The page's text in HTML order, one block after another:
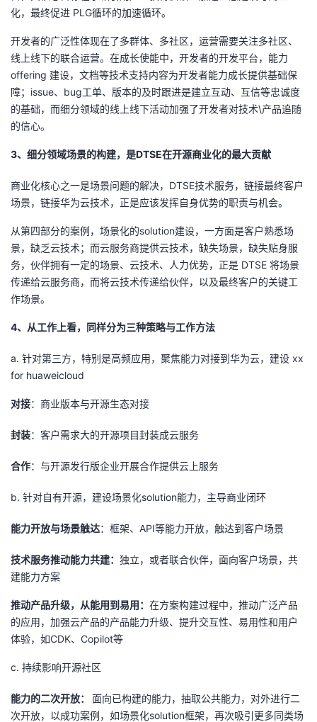
化，最终促进 PLG循环的加速循环。
开发者的广泛性体现在了多群体、多社区，运营需要关注多社区、
线上线下的联合运营。在成长使能中，开发者的开发平台，能力
offering 建设，文档等技术支持内容为开发者能力成长提供基础保
障； issue、 bug工单、版本的及时跟进是建立互动、互信等忠诚度
的基础，而细分领域的线上线下活动加强了开发者对技术\产品追随
的信心。
3、细分领域场景的构建，是DTSE在开源商业化的最大贡献
商业化核心之一是场景问题的解决， DTSE技术服务，链接最终客户
场景，链接华为云技术，正是应该发挥自身优势的职责与机会。
从第四部分的案例，场景化的solution建设，一方面是客户熟悉场
景，缺乏云技术；而云服务商提供云技术，缺失场景，缺失贴身服
务，伙伴拥有一定的场景、云技术、人力优势，正是 DTSE 将场景
传递给云服务商，而将云技术传递给伙伴，以及最终客户的关键工
作场景。
4、从工作上看，同样分为三种策略与工作方法
a. 针对第三方，特别是高频应用，聚焦能力对接到华为云，建设 xx
for huaweicloud
对接：商业版本与开源生态对接
封装：客户需求大的开源项目封装成云服务
合作：与开源发行版企业开展合作提供云上服务
b. 针对自有开源，建设场景化solution能力，主导商业闭环
能力开放与场景触达：框架、 API等能力开放，触达到客户场景
技术服务推动能力共建： 独立，或者联合伙伴，面向客户场景，共
建能力方案
推动产品升级，从能用到易用： 在方案构建过程中，推动广泛产品
的应用，加强云产品的产品能力升级、提升交互性、易用性和用户
体验，如CDK、 Copilot等
c. 持续影响开源社区
能力的二次开放： 面向已构建的能力，抽取公共能力，对外进行二
次开放，以成功案例，如场景化solution框架，再次吸引更多同类场